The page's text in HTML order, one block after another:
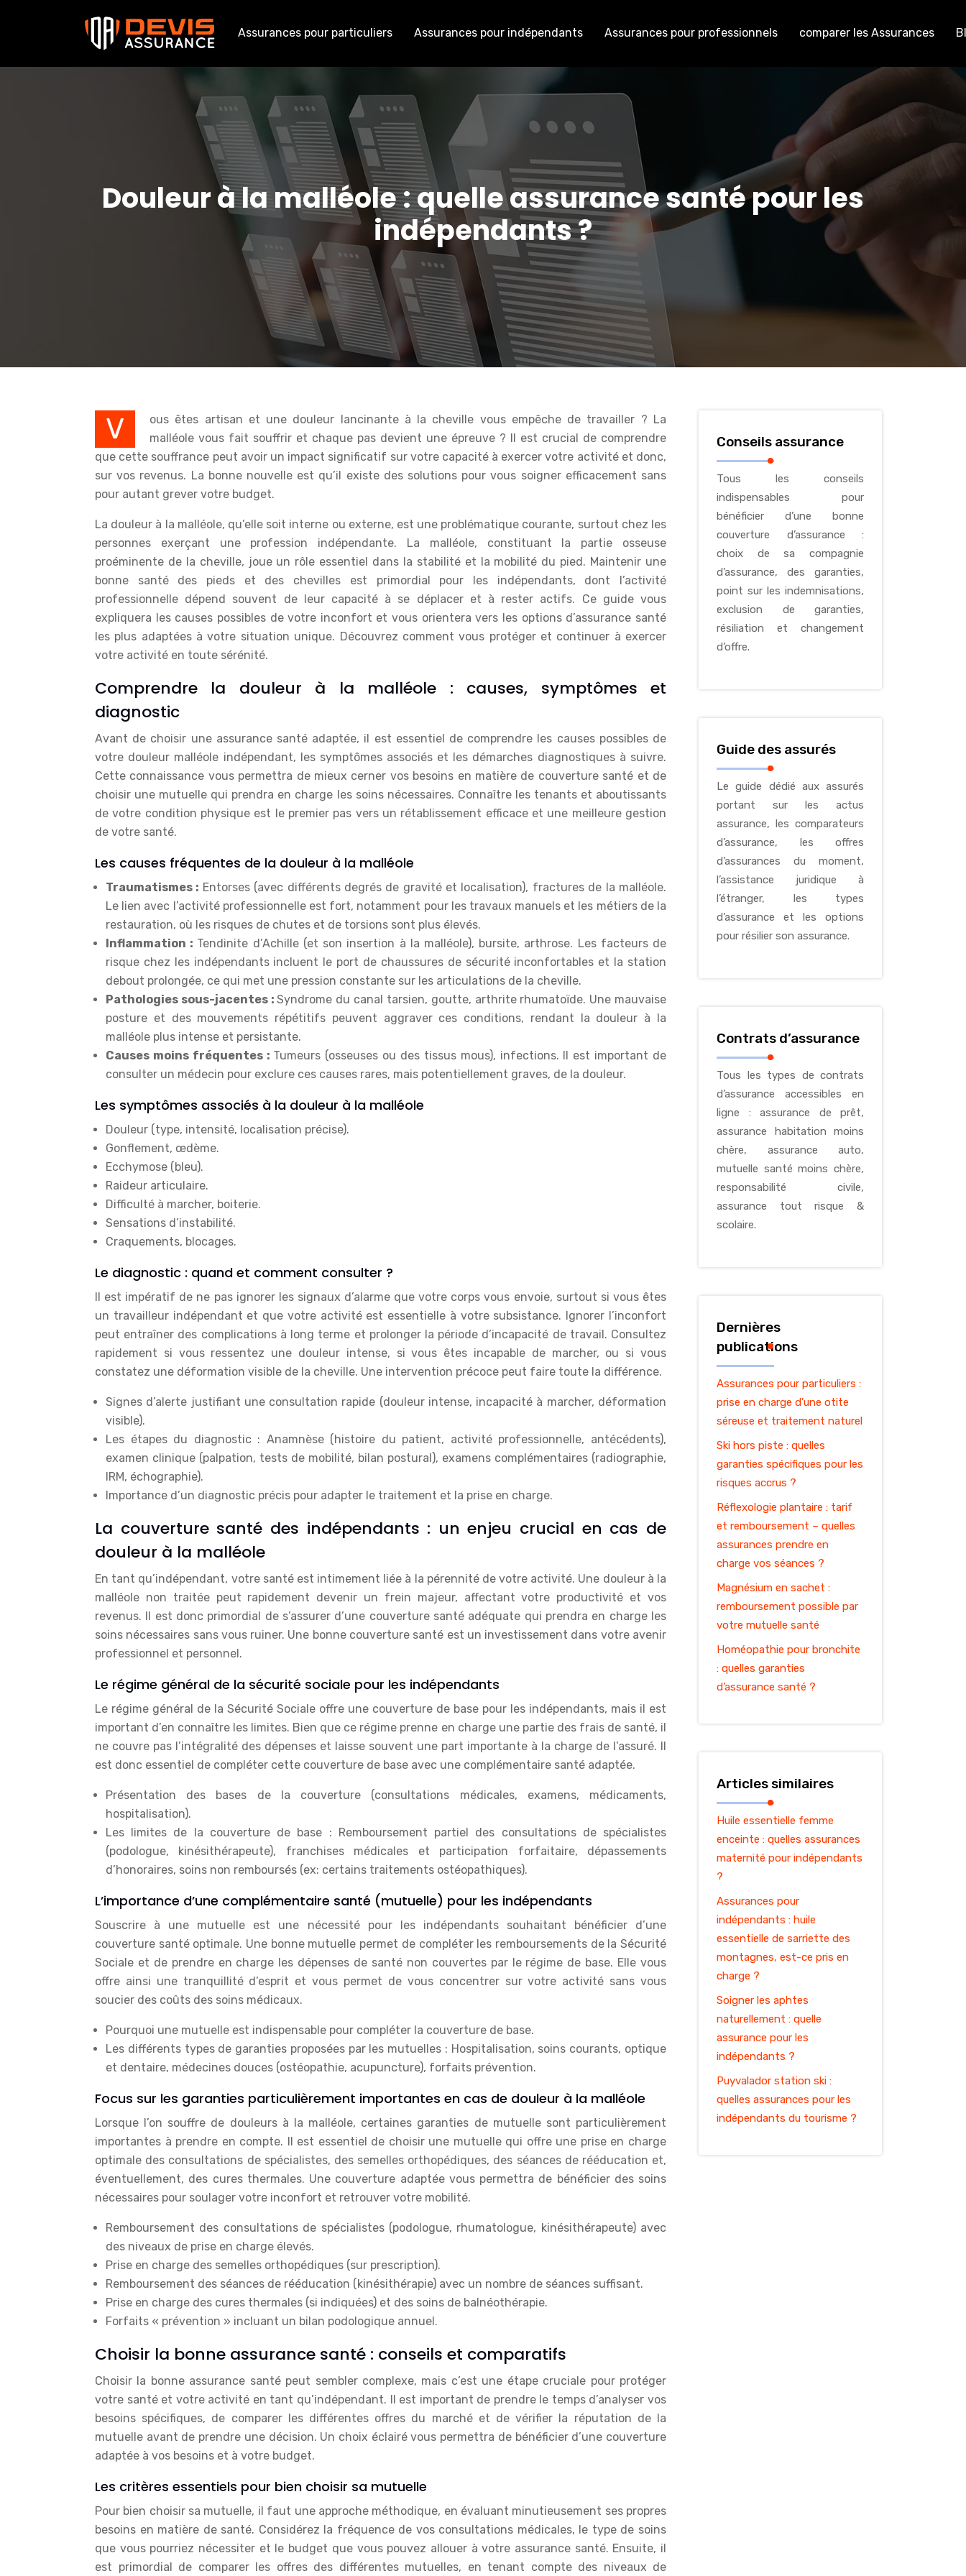
Assurances pour particuliers Assurances pour indépendants Assurances pour professionnels comparer les Assurances
Douleur à la malléole : quelle assurance santé pour les
indépendants ?
Vous êtes artisan et une douleur lancinante à la cheville vous empêche de travailler ? La
malléole vous fait souffrir et chaque pas devient une épreuve ? Il est crucial de comprendre
que cette souffrance peut avoir un impact significatif sur votre capacité à exercer votre activité et donc,
sur vos revenus. La bonne nouvelle est qu’il existe des solutions pour vous soigner efficacement sans
pour autant grever votre budget.
La douleur à la malléole, qu’elle soit interne ou externe, est une problématique courante, surtout chez les
personnes exerçant une profession indépendante. La malléole, constituant la partie osseuse
proéminente de la cheville, joue un rôle essentiel dans la stabilité et la mobilité du pied. Maintenir une
bonne santé des pieds et des chevilles est primordial pour les indépendants, dont l’activité
professionnelle dépend souvent de leur capacité à se déplacer et à rester actifs. Ce guide vous
expliquera les causes possibles de votre inconfort et vous orientera vers les options d’assurance santé
les plus adaptées à votre situation unique. Découvrez comment vous protéger et continuer à exercer
votre activité en toute sérénité.
Comprendre la douleur à la malléole : causes, symptômes et
diagnostic
Avant de choisir une assurance santé adaptée, il est essentiel de comprendre les causes possibles de
votre douleur malléole indépendant, les symptômes associés et les démarches diagnostiques à suivre.
Cette connaissance vous permettra de mieux cerner vos besoins en matière de couverture santé et de
choisir une mutuelle qui prendra en charge les soins nécessaires. Connaître les tenants et aboutissants
de votre condition physique est le premier pas vers un rétablissement efficace et une meilleure gestion
de votre santé.
Les causes fréquentes de la douleur à la malléole
Traumatismes : Entorses (avec différents degrés de gravité et localisation), fractures de la malléole.
Le lien avec l’activité professionnelle est fort, notamment pour les travaux manuels et les métiers de la
restauration, où les risques de chutes et de torsions sont plus élevés.
Inflammation : Tendinite d’Achille (et son insertion à la malléole), bursite, arthrose. Les facteurs de
risque chez les indépendants incluent le port de chaussures de sécurité inconfortables et la station
debout prolongée, ce qui met une pression constante sur les articulations de la cheville.
Pathologies sous-jacentes :Syndrome du canal tarsien, goutte, arthrite rhumatoïde. Une mauvaise
posture et des mouvements répétitifs peuvent aggraver ces conditions, rendant la douleur à la
malléole plus intense et persistante.
Causes moins fréquentes : Tumeurs (osseuses ou des tissus mous), infections. Il est important de
consulter un médecin pour exclure ces causes rares, mais potentiellement graves, de la douleur.
Les symptômes associés à la douleur à la malléole
Douleur (type, intensité, localisation précise).
Gonflement, œdème.
Ecchymose (bleu).
Raideur articulaire.
Difficulté à marcher, boiterie.
Sensations d’instabilité.
Craquements, blocages.
Le diagnostic : quand et comment consulter ?
Il est impératif de ne pas ignorer les signaux d’alarme que votre corps vous envoie, surtout si vous êtes
un travailleur indépendant et que votre activité est essentielle à votre subsistance. Ignorer l’inconfort
peut entraîner des complications à long terme et prolonger la période d’incapacité de travail. Consultez
rapidement si vous ressentez une douleur intense, si vous êtes incapable de marcher, ou si vous
constatez une déformation visible de la cheville. Une intervention précoce peut faire toute la différence.
Signes d’alerte justifiant une consultation rapide (douleur intense, incapacité à marcher, déformation
visible).
Les étapes du diagnostic : Anamnèse (histoire du patient, activité professionnelle, antécédents),
examen clinique (palpation, tests de mobilité, bilan postural), examens complémentaires (radiographie,
IRM, échographie).
Importance d’un diagnostic précis pour adapter le traitement et la prise en charge.
La couverture santé des indépendants : un enjeu crucial en cas de
douleur à la malléole
En tant qu’indépendant, votre santé est intimement liée à la pérennité de votre activité. Une douleur à la
malléole non traitée peut rapidement devenir un frein majeur, affectant votre productivité et vos
revenus. Il est donc primordial de s’assurer d’une couverture santé adéquate qui prendra en charge les
soins nécessaires sans vous ruiner. Une bonne couverture santé est un investissement dans votre avenir
professionnel et personnel.
Le régime général de la sécurité sociale pour les indépendants
Le régime général de la Sécurité Sociale offre une couverture de base pour les indépendants, mais il est
important d’en connaître les limites. Bien que ce régime prenne en charge une partie des frais de santé, il
ne couvre pas l’intégralité des dépenses et laisse souvent une part importante à la charge de l’assuré. Il
est donc essentiel de compléter cette couverture de base avec une complémentaire santé adaptée.
Présentation des bases de la couverture (consultations médicales, examens, médicaments,
hospitalisation).
Les limites de la couverture de base : Remboursement partiel des consultations de spécialistes
(podologue, kinésithérapeute), franchises médicales et participation forfaitaire, dépassements
d’honoraires, soins non remboursés (ex: certains traitements ostéopathiques).
L’importance d’une complémentaire santé (mutuelle) pour les indépendants
Souscrire à une mutuelle est une nécessité pour les indépendants souhaitant bénéficier d’une
couverture santé optimale. Une bonne mutuelle permet de compléter les remboursements de la Sécurité
Sociale et de prendre en charge les dépenses de santé non couvertes par le régime de base. Elle vous
offre ainsi une tranquillité d’esprit et vous permet de vous concentrer sur votre activité sans vous
soucier des coûts des soins médicaux.
Pourquoi une mutuelle est indispensable pour compléter la couverture de base.
Les différents types de garanties proposées par les mutuelles : Hospitalisation, soins courants, optique
et dentaire, médecines douces (ostéopathie, acupuncture), forfaits prévention.
Focus sur les garanties particulièrement importantes en cas de douleur à la malléole
Lorsque l’on souffre de douleurs à la malléole, certaines garanties de mutuelle sont particulièrement
importantes à prendre en compte. Il est essentiel de choisir une mutuelle qui offre une prise en charge
optimale des consultations de spécialistes, des semelles orthopédiques, des séances de rééducation et,
éventuellement, des cures thermales. Une couverture adaptée vous permettra de bénéficier des soins
nécessaires pour soulager votre inconfort et retrouver votre mobilité.
Remboursement des consultations de spécialistes (podologue, rhumatologue, kinésithérapeute) avec
des niveaux de prise en charge élevés.
Prise en charge des semelles orthopédiques (sur prescription).
Remboursement des séances de rééducation (kinésithérapie) avec un nombre de séances suffisant.
Prise en charge des cures thermales (si indiquées) et des soins de balnéothérapie.
Forfaits « prévention » incluant un bilan podologique annuel.
Choisir la bonne assurance santé : conseils et comparatifs
Choisir la bonne assurance santé peut sembler complexe, mais c’est une étape cruciale pour protéger
votre santé et votre activité en tant qu’indépendant. Il est important de prendre le temps d’analyser vos
besoins spécifiques, de comparer les différentes offres du marché et de vérifier la réputation de la
mutuelle avant de prendre une décision. Un choix éclairé vous permettra de bénéficier d’une couverture
adaptée à vos besoins et à votre budget.
Les critères essentiels pour bien choisir sa mutuelle
Pour bien choisir sa mutuelle, il faut une approche méthodique, en évaluant minutieusement ses propres
besoins en matière de santé. Considérez la fréquence de vos consultations médicales, le type de soins
que vous pourriez nécessiter et le budget que vous pouvez allouer à votre assurance santé. Ensuite, il
est primordial de comparer les offres des différentes mutuelles, en tenant compte des niveaux de
Conseils assurance
Tous les conseils
indispensables pour
bénéficier d’une bonne
couverture d’assurance :
choix de sa compagnie
d’assurance, des garanties,
point sur les indemnisations,
exclusion de garanties,
résiliation et changement
d’offre.
Guide des assurés
Le guide dédié aux assurés
portant sur les actus
assurance, les comparateurs
d’assurance, les offres
d’assurances du moment,
l’assistance juridique à
l’étranger, les types
d’assurance et les options
pour résilier son assurance.
Contrats d’assurance
Tous les types de contrats
d’assurance accessibles en
ligne : assurance de prêt,
assurance habitation moins
chère, assurance auto,
mutuelle santé moins chère,
responsabilité civile,
assurance tout risque &
scolaire.
Dernières
publications
Assurances pour particuliers :
prise en charge d’une otite
séreuse et traitement naturel
Ski hors piste : quelles
garanties spécifiques pour les
risques accrus ?
Réflexologie plantaire : tarif
et remboursement – quelles
assurances prendre en
charge vos séances ?
Magnésium en sachet :
remboursement possible par
votre mutuelle santé
Homéopathie pour bronchite
: quelles garanties
d’assurance santé ?
Articles similaires
Huile essentielle femme
enceinte : quelles assurances
maternité pour indépendants
?
Assurances pour
indépendants : huile
essentielle de sarriette des
montagnes, est-ce pris en
charge ?
Soigner les aphtes
naturellement : quelle
assurance pour les
indépendants ?
Puyvalador station ski :
quelles assurances pour les
indépendants du tourisme ?